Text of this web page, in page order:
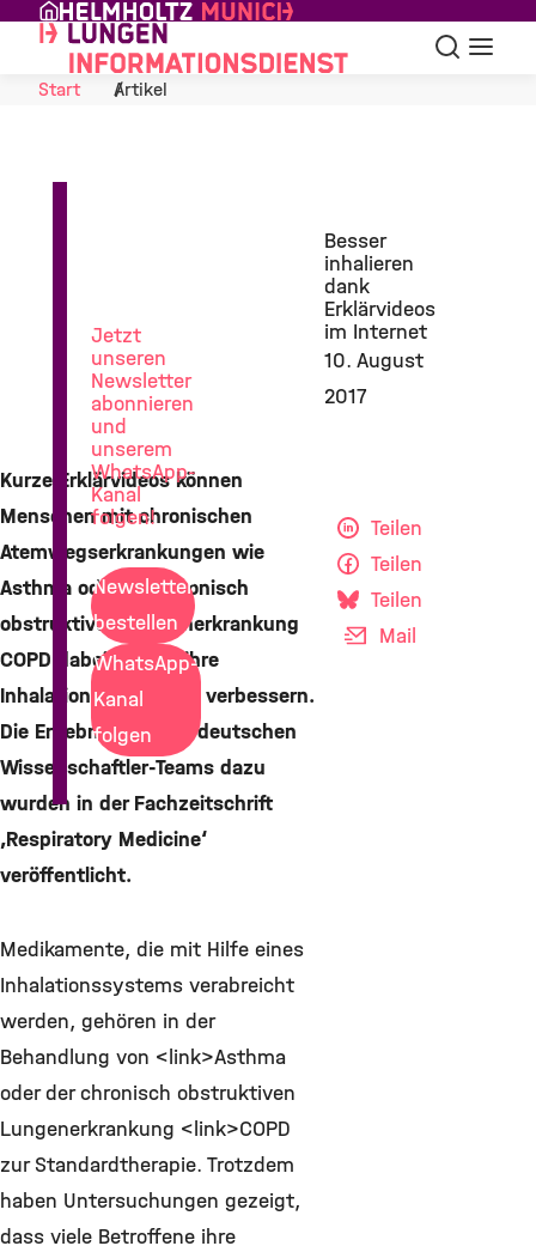
Skip to Content
Suche
Start
Artikel
Besser
inhalieren
dank
Erklärvideos
im Internet
10. August
2017
Kurze Erklärvideos können
Menschen mit chronischen
Atemwegserkrankungen wie
Asthma oder der chronisch
obstruktiven Lungenerkrankung
COPD dabei helfen, ihre
Inhalationstechnik zu verbessern.
Die Ergebnisse eines deutschen
Wissenschaftler-Teams dazu
wurden in der Fachzeitschrift
‚Respiratory Medicine‘
veröffentlicht.
Medikamente, die mit Hilfe eines
Inhalationssystems verabreicht
werden, gehören in der
Behandlung von <link>Asthma
oder der chronisch obstruktiven
Lungenerkrankung <link>COPD
zur Standardtherapie. Trotzdem
haben Untersuchungen gezeigt,
dass viele Betroffene ihre
Teilen
Teilen
Teilen
Mail
Jetzt
unseren
Newsletter
abonnieren
und
unserem
WhatsApp-
Kanal
folgen!
Newsletter
bestellen
WhatsApp-
Kanal
folgen